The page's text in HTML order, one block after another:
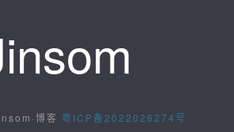
博客 粤ICP备2022026274号